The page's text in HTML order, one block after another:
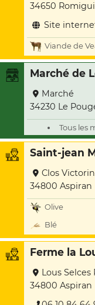
34650
Site
Viande de
Marché de
Marché
34230 Le
Tous les
Saint-jean
Clos
34800 Aspiran
Olive
Blé
Ferme la
Lous
34800 Aspiran